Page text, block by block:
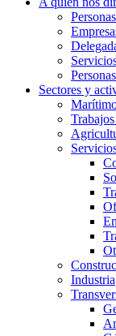
Sectores y
Industria